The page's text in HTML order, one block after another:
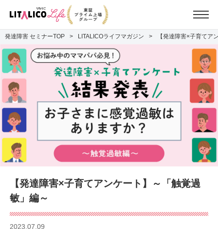
発達障害 セミナーTOP LITALICOライフマガジン 【発達障害×子育てア
【発達障害×子育てアンケート】～「触覚過
敏」編～
2023.07.09